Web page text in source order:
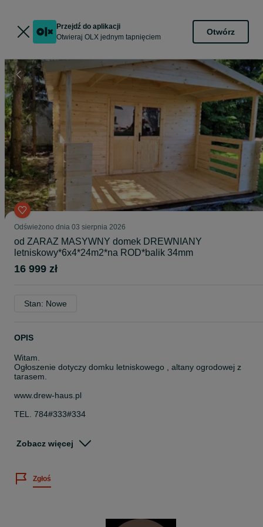
Przejdź do aplikacji
Otwieraj OLX jednym tapnięciem
Otwórz
Odświeżono dnia 03 sierpnia 2026
od ZARAZ MASYWNY domek DREWNIANY
letniskowy*6x4*24m2*na ROD*balik 34mm
16 999 zł
Stan: Nowe
OPIS
Witam.
Ogłoszenie dotyczy domku letniskowego , altany ogrodowej z
tarasem.
www.drew-haus.pl
TEL. 784#333#334
Cena obejmuje kompletny domek:
- deski dachowe domek + taras
Zobacz więcej
Zgłoś